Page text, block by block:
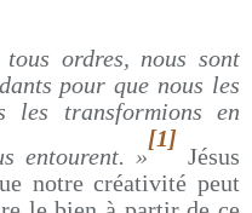
ordres, nous sont
pour que nous les
les transformions en
entourent. »
[1]
Jésus
notre créativité peut